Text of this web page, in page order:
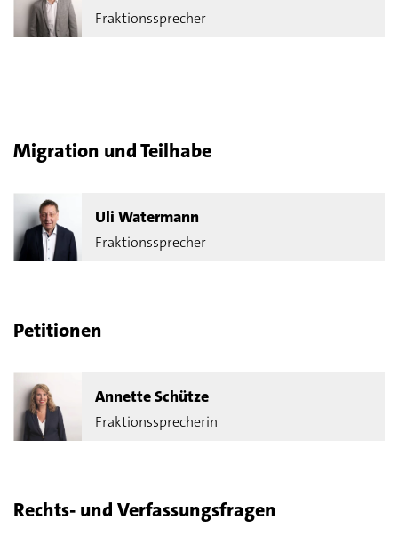
Fraktionssprecher
Migration und Teilhabe
Uli Watermann
Fraktionssprecher
Petitionen
Annette Schütze
Fraktionssprecherin
Rechts- und Verfassungsfragen